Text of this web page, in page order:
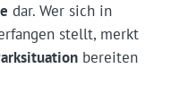
dar. Wer sich in
stellt, merkt
bereiten